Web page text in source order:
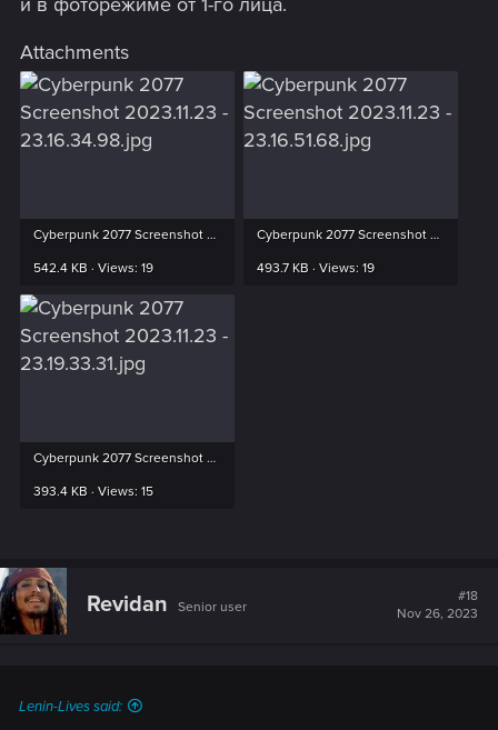
Attachments
Cyberpunk 2077 Screenshot 2023.11.23 - 23.16.34.98.jpg
542.4 KB · Views: 19
Cyberpunk 2077 Screenshot 2023.11.23 - 23.16.51.68.jpg
493.7 KB · Views: 19
Cyberpunk 2077 Screenshot 2023.11.23 - 23.19.33.31.jpg
393.4 KB · Views: 15
Revidan Senior user
#18
Nov 26, 2023
Lenin-Lives said: